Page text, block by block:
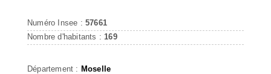
Numéro Insee : 57661
Nombre d'habitants : 169
Département : Moselle